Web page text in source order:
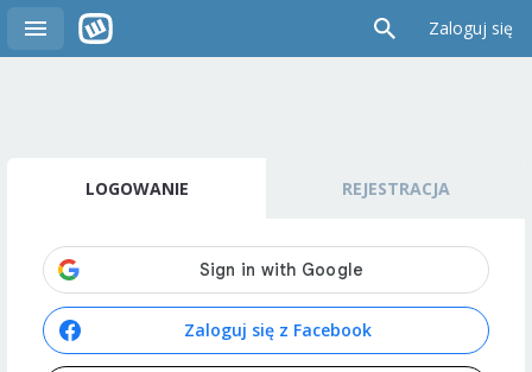
Zaloguj się
LOGOWANIE REJESTRACJA
Zaloguj się z Facebook